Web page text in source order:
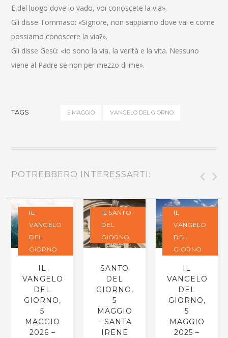
E del luogo dove io vado, voi conoscete la via».
Gli disse Tommaso: «Signore, non sappiamo dove vai e come
possiamo conoscere la via?».
Gli disse Gesù: «Io sono la via, la verità e la vita. Nessuno
viene al Padre se non per mezzo di me».
TAGS 5 MAGGIO VANGELO DEL GIORNO
POTREBBERO INTERESSARTI:
IL
VANGELO
DEL
GIORNO
IL
VANGELO
DEL
GIORNO,
5
MAGGIO
2026 –
IL SANTO
DEL
GIORNO
SANTO
DEL
GIORNO,
5
MAGGIO
– SANTA
IRENE
IL
VANGELO
DEL
GIORNO
IL
VANGELO
DEL
GIORNO,
5
MAGGIO
2025 –